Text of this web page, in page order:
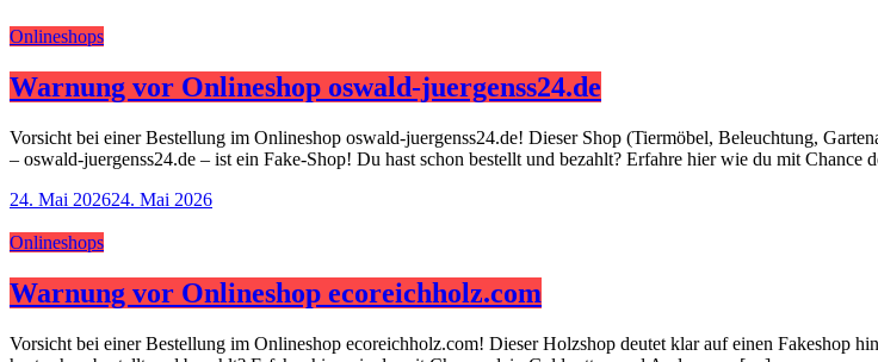
Onlineshops
Warnung vor Onlineshop oswald-juergenss24.de
Vorsicht bei einer Bestellung im Onlineshop oswald-juergenss24.de! Dieser Shop (Tiermöbel, Beleuchtung,
– oswald-juergenss24.de – ist ein Fake-Shop! Du hast schon bestellt und bezahlt? Erfahre hier wie du mit
24. Mai 202624. Mai 2026
Onlineshops
Warnung vor Onlineshop ecoreichholz.com
Vorsicht bei einer Bestellung im Onlineshop ecoreichholz.com! Dieser Holzshop deutet klar auf einen Fakeshop